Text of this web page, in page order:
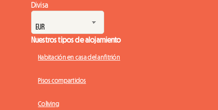
Divisa
Nuestros tipos de alojamiento
Habitación en casa del anfitrión
Pisos compartidos
Coliving